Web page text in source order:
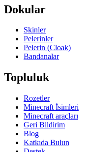
Dokular
Skinler
Pelerinler
Pelerin (Cloak)
Bandanalar
Topluluk
Rozetler
Minecraft İsimleri
Minecraft araçları
Geri Bildirim
Blog
Katkıda Bulun